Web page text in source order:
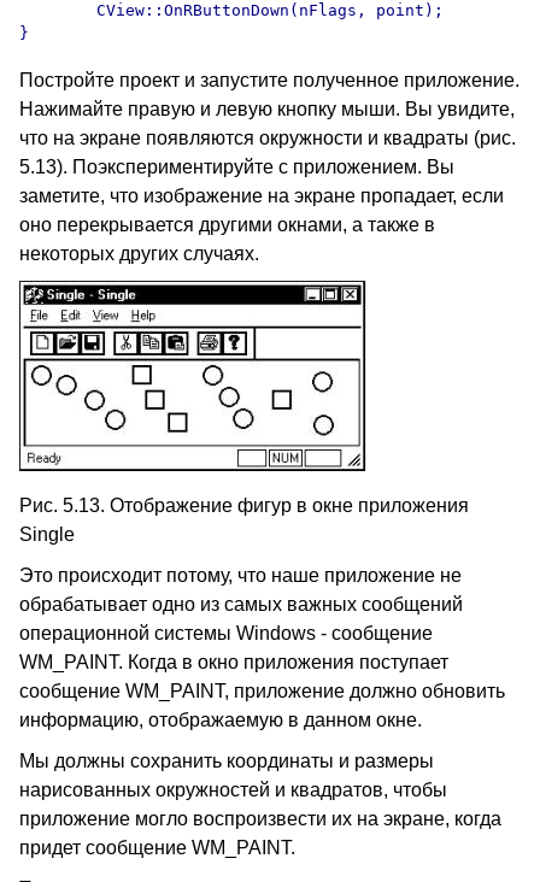
Постройте проект и запустите полученное приложение.
Нажимайте правую и левую кнопку мыши. Вы увидите,
что на экране появляются окружности и квадраты (рис.
5.13). Поэкспериментируйте с приложением. Вы
заметите, что изображение на экране пропадает, если
оно перекрывается другими окнами, а также в
некоторых других случаях.
Рис. 5.13. Отображение фигур в окне приложения
Single
Это происходит потому, что наше приложение не
обрабатывает одно из самых важных сообщений
операционной системы Windows - сообщение
WM_PAINT. Когда в окно приложения поступает
сообщение WM_PAINT, приложение должно обновить
информацию, отображаемую в данном окне.
Мы должны сохранить координаты и размеры
нарисованных окружностей и квадратов, чтобы
приложение могло воспроизвести их на экране, когда
придет сообщение WM_PAINT.